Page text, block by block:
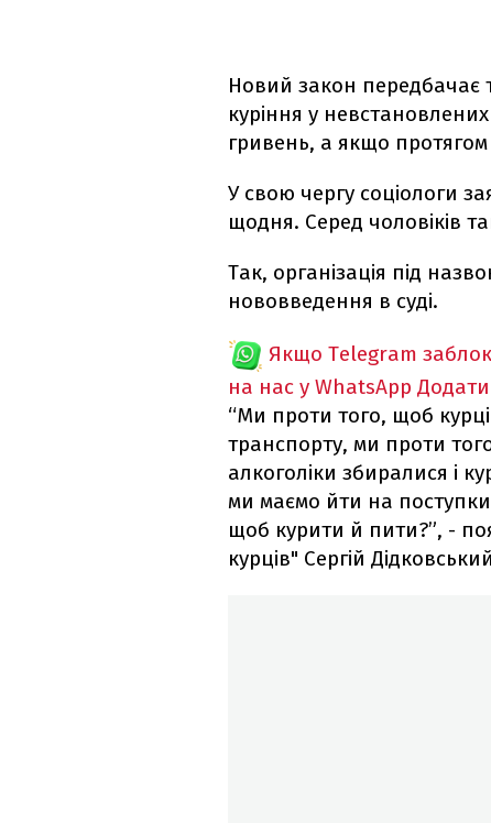
Новий закон передбачає
куріння у
гривень, а якщо
У свою чергу соціологи
щодня. Серед чоловіків
Так, організація під
нововведення в суді.
Якщо Telegram
на нас у WhatsApp Додати
“Ми проти того, щоб
транспорту, ми проти
алкоголіки збиралися і
ми маємо йти на
щоб курити й пити?”, -
курців" Сергій